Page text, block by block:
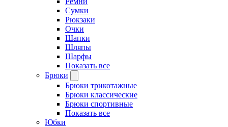
Сумки
Рюкзаки
Очки
Шапки
Шляпы
Шарфы
Показать все
Брюки
Брюки трикотажные
Брюки классические
Брюки спортивные
Показать все
Юбки